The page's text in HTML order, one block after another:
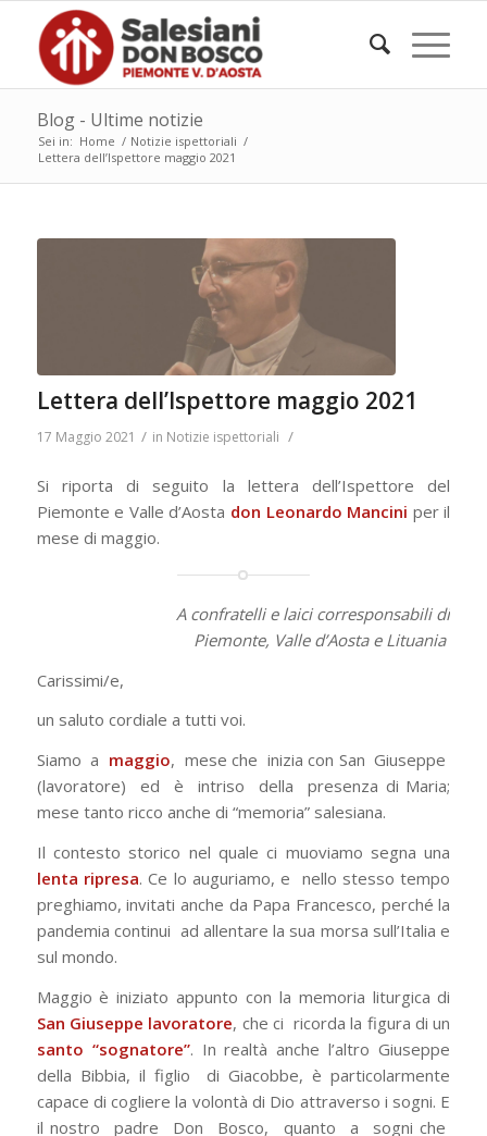
Blog - Ultime notizie
Sei in: Home / Notizie ispettoriali /
Lettera dell’Ispettore maggio 2021
Lettera dell’Ispettore maggio 2021
17 Maggio 2021 / in Notizie ispettoriali /
Si riporta di seguito la lettera dell’Ispettore del
Piemonte e Valle d’Aosta don Leonardo Mancini per il
mese di maggio.
A confratelli e laici corresponsabili di
Piemonte, Valle d’Aosta e Lituania
Carissimi/e,
un saluto cordiale a tutti voi.
Siamo a maggio, mese che inizia con San Giuseppe
(lavoratore) ed è intriso della presenza di Maria;
mese tanto ricco anche di “memoria” salesiana.
Il contesto storico nel quale ci muoviamo segna una
lenta ripresa. Ce lo auguriamo, e nello stesso tempo
preghiamo, invitati anche da Papa Francesco, perché la
pandemia continui ad allentare la sua morsa sull’Italia e
sul mondo.
Maggio è iniziato appunto con la memoria liturgica di
San Giuseppe lavoratore, che ci ricorda la figura di un
santo “sognatore”. In realtà anche l’altro Giuseppe
della Bibbia, il figlio di Giacobbe, è particolarmente
capace di cogliere la volontà di Dio attraverso i sogni. E
il nostro padre Don Bosco, quanto a sogni che